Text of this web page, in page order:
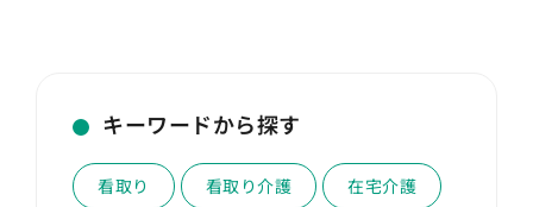
キーワードから探す
看取り 看取り介護 在宅介護